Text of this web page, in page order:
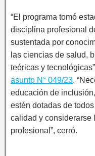
“El programa tomó
disciplina profesional
sustentada por
las ciencias de salud,
teóricas y
asunto N° 049/23.
educación de
estén dotadas de
calidad y considerarse
profesional”, cerró.